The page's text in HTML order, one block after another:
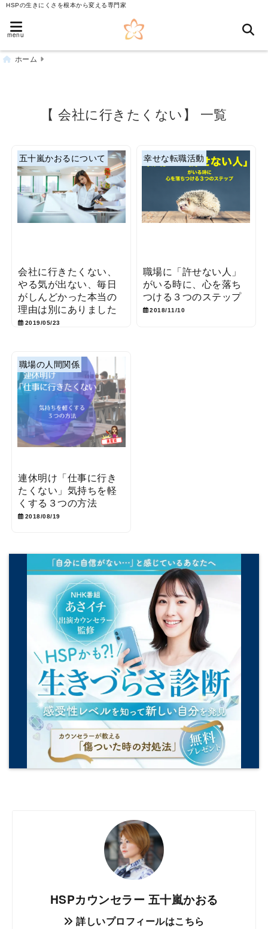
HSPの生きにくさを根本から変える専門家
menu
ホーム
【 会社に行きたくない】 一覧
五十嵐かおるについて
会社に行きたくない、
やる気が出ない、毎日
がしんどかった本当の
理由は別にありました
2019/05/23
幸せな転職活動
職場に「許せない人」
がいる時に、心を落ち
つける３つのステップ
2018/11/10
職場の人間関係
連休明け「仕事に行き
たくない」気持ちを軽
くする３つの方法
2018/08/19
HSPカウンセラー 五十嵐かおる
詳しいプロフィールはこちら